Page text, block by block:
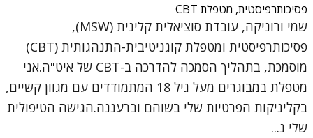
פסיכותרפיסטית, מטפלת CBT
שמי ורוניקה, עובדת סוציאלית קלינית (MSW),
פסיכותרפיסטית ומטפלת קוגניטיבית-התנהגותית (CBT)
מוסמכת, בתהליך הסמכה להדרכה ב-CBT של איט"ה.אני
מטפלת במבוגרים מעל גיל 18 המתמודדים עם מגוון קשיים,
בקליניקות הפרטיות שלי בשוהם וברעננה.הגישה הטיפולית
שלי נ...